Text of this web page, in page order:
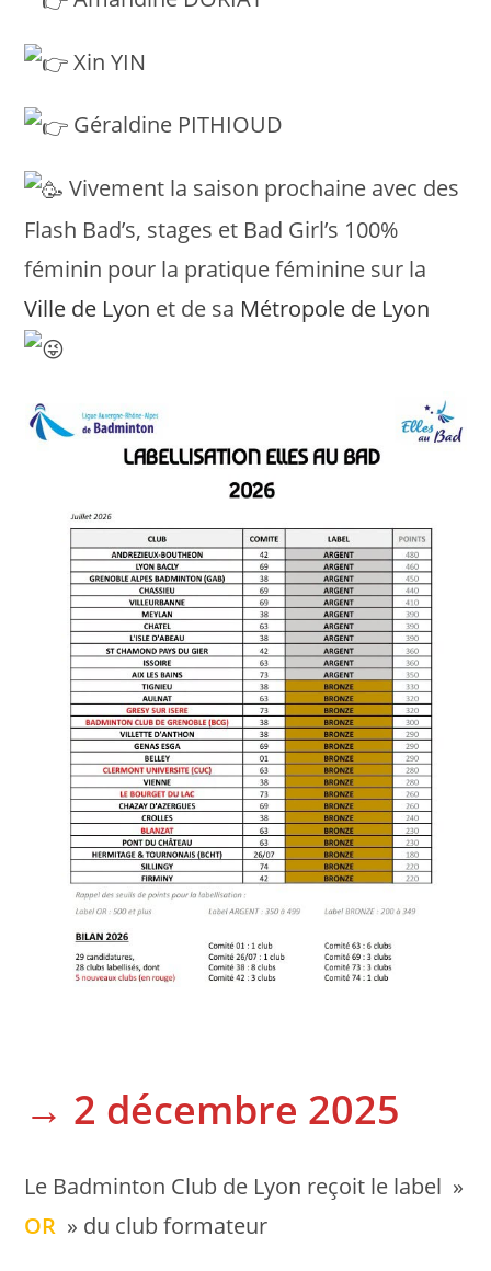
Xin YIN
Géraldine PITHIOUD
Vivement la saison prochaine avec des
Flash Bad’s, stages et Bad Girl’s 100%
féminin pour la pratique féminine sur la
Ville de Lyon et de sa Métropole de Lyon
→ 2 décembre 2025
Le Badminton Club de Lyon reçoit le label »
OR » du club formateur